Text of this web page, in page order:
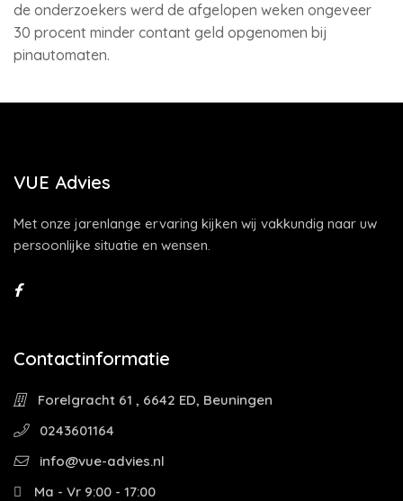
de onderzoekers werd de afgelopen weken ongeveer
30 procent minder contant geld opgenomen bij
pinautomaten.
VUE Advies
Met onze jarenlange ervaring kijken wij vakkundig naar uw
persoonlijke situatie en wensen.
Contactinformatie
Forelgracht 61 , 6642 ED, Beuningen
0243601164
info@vue-advies.nl
Ma - Vr 9:00 - 17:00